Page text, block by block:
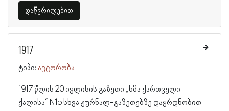
დაწვრილებით
1917
ტიპი: ავტორობა
1917 წლის 20 ივლისის გაზეთი „ხმა ქართველი
ქალისა“ N15 სხვა ჟურნალ-გაზეთებზე დაყრდნობით